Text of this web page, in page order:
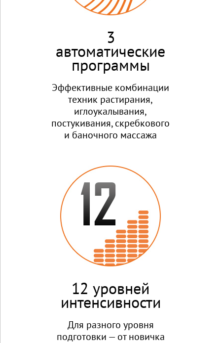
3
автоматические
программы
Эффективные комбинации
техник растирания,
иглоукалывания,
постукивания, скребкового
и баночного массажа
12 уровней
интенсивности
Для разного уровня
подготовки — от новичка